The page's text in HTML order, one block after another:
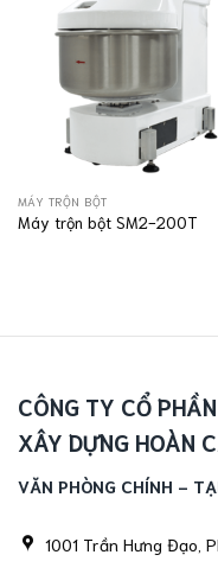
MÁY TRỘN BỘT
Máy trộn bột SM2-200T
CÔNG TY CỔ
XÂY DỰNG HOÀN
VĂN PHÒNG CHÍNH -
1001 Trần Hưng Đạo,